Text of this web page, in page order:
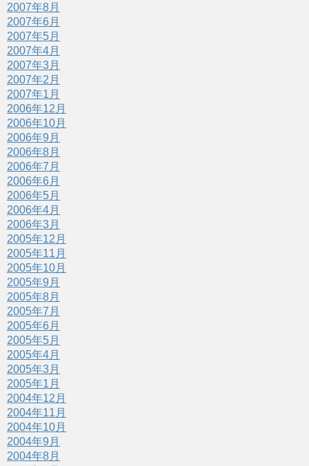
2007年8月
2007年6月
2007年5月
2007年4月
2007年3月
2007年2月
2007年1月
2006年12月
2006年10月
2006年9月
2006年8月
2006年7月
2006年6月
2006年5月
2006年4月
2006年3月
2005年12月
2005年11月
2005年10月
2005年9月
2005年8月
2005年7月
2005年6月
2005年5月
2005年4月
2005年3月
2005年1月
2004年12月
2004年11月
2004年10月
2004年9月
2004年8月